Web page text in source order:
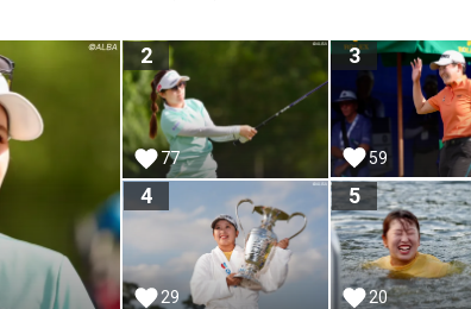
2
77
3
59
4
29
5
20